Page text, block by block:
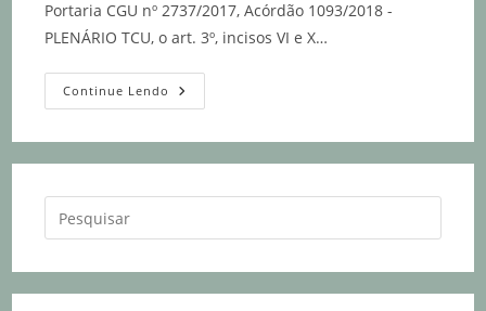
Portaria CGU nº 2737/2017, Acórdão 1093/2018 -
PLENÁRIO TCU, o art. 3º, incisos VI e X…
Continue Lendo